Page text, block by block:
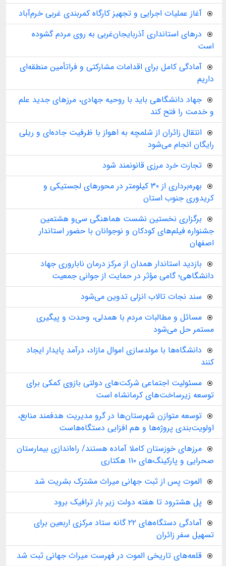
آغاز عملیات اجرایی و تجهیز کارگاه کمربندی غربی خرم‌آباد
درهای استانداری آذربایجان‌غربی به روی مردم گشوده
است
آمادگی کامل برای اقدامات مشارکتی و فراتأمین منطقه‌ای
داریم
جهاد دانشگاهی باید با روحیه جهادی، مرزهای جدید علم
و خدمت را فتح کند
انتقال زائران از شلمچه به اهواز با ظرفیت جاده‌ای و ریلی
رایگان انجام می‌شود
تجارت خرد مرزی قانونمند شود
بهره‌برداری از ۳۰ کیلومتر در محورهای لجستیکی و
کریدوری جنوب استان
برگزاری نخستین نشست هماهنگی سی‌و هشتمین
جشنواره فیلم‌های کودکان و نوجوانان با حضور استاندار
اصفهان
بازدید استاندار همدان از مرکز درمان ناباروری جهاد
دانشگاهی؛ گامی مؤثر در حمایت از جوانی جمعیت
سند نجات تالاب انزلی تدوین می‌شود
مسائل و مطالبات مردم با همدلی، وحدت و پیگیری
مستمر حل می‌شود
دانشگاه‌ها با مولدسازی اموال مازاد، درآمد پایدار ایجاد
کنند
مسئولیت اجتماعی شرکت‌های دولتی بازوی کمکی برای
توسعه زیرساخت‌های کرمانشاه است
توسعه متوازن شهرستان‌ها در گرو مدیریت هدفمند منابع،
اولویت‌بندی پروژه‌ها و هم افزایی دستگاه‌هاست
مرزهای خوزستان کاملا آماده هستند/ راه‌اندازی بیمارستان
صحرایی و پارکینگ‌های ۱۱۰ هکتاری
الموت پس از ثبت جهانی میراث مشترک بشریت شد
پل هشترود تا هفته دولت زیر بار ترافیک برود
آمادگی دستگاه‌های ۲۲ گانه ستاد مرکزی اربعین برای
تسهیل سفر زائران
قلعه‌های تاریخی الموت در فهرست میراث جهانی ثبت شد